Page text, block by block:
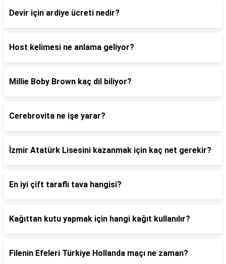
Devir için ardiye ücreti nedir?
Host kelimesi ne anlama geliyor?
Millie Boby Brown kaç dil biliyor?
Cerebrovita ne işe yarar?
İzmir Atatürk Lisesini kazanmak için kaç net gerekir?
En iyi çift taraflı tava hangisi?
Kağıttan kutu yapmak için hangi kağıt kullanılır?
Filenin Efeleri Türkiye Hollanda maçı ne zaman?